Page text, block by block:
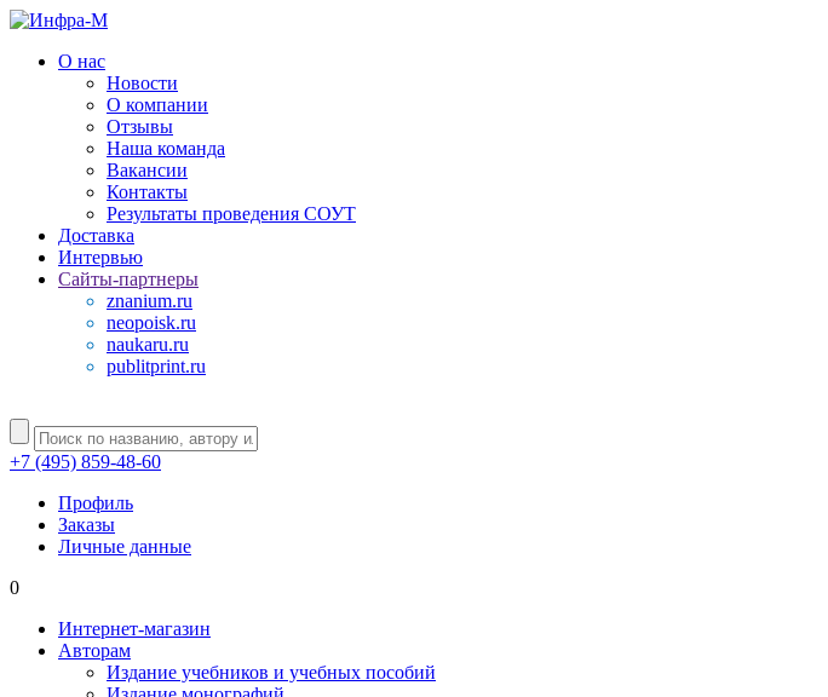
О нас
Новости
О компании
Отзывы
Наша команда
Вакансии
Контакты
Результаты проведения СОУТ
Доставка
Интервью
Сайты-партнеры
znanium.ru
neopoisk.ru
naukaru.ru
publitprint.ru
+7 (495) 859-48-60
Профиль
Заказы
Личные данные
0
Интернет-магазин
Авторам
Издание учебников и учебных пособий